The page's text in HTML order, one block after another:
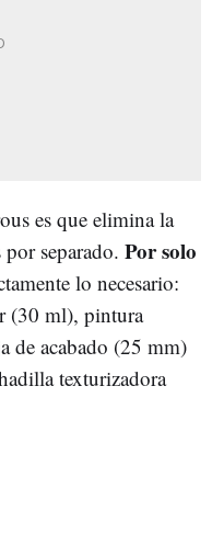
es que elimina la
separado. Por solo
lo necesario:
(30 ml), pintura
de acabado (25 mm)
texturizadora